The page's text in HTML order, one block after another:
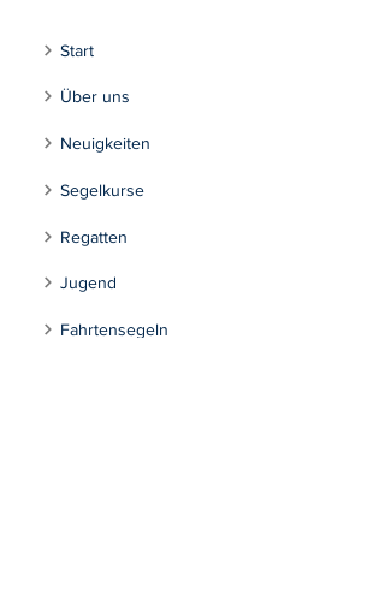
Start
Über uns
Neuigkeiten
Segelkurse
Regatten
Jugend
Fahrtensegeln